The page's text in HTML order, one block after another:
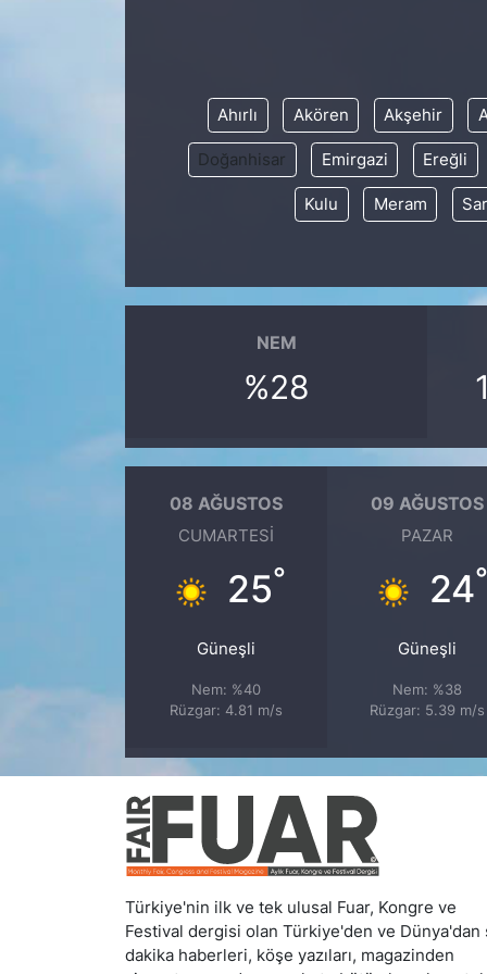
Ahırlı Akören Akşehir
Doğanhisar Emirgazi Ereğli
Kulu Meram
NEM
%28
08 AĞUSTOS
CUMARTESI
25°
Güneşli
Nem: %40
Rüzgar: 4.81 m/s
09 AĞUSTOS
PAZAR
24°
Güneşli
Nem: %38
Rüzgar: 5.39 m/s
Türkiye'nin ilk ve tek ulusal Fuar, Kongre ve
Festival dergisi olan Türkiye'den ve Dünya'dan
dakika haberleri, köşe yazıları, magazinden
KONGRE TAKVİMİ